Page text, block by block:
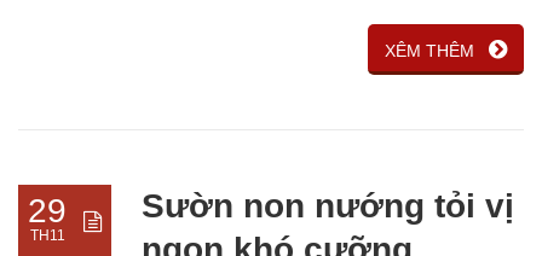
XÊM THÊM
29
TH11
Sườn non nướng tỏi vị